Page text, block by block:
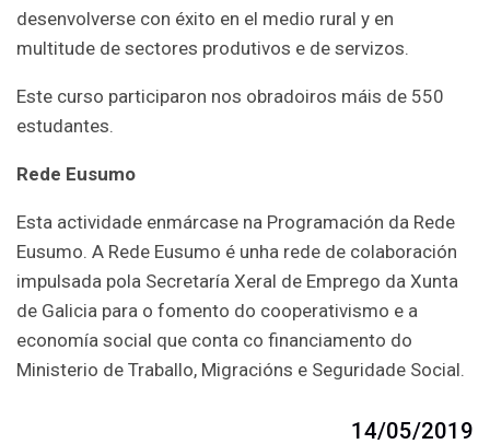
desenvolverse con éxito en el medio rural y en
multitude de sectores produtivos e de servizos.
Este curso participaron nos obradoiros máis de 550
estudantes.
Rede Eusumo
Esta actividade enmárcase na Programación da Rede
Eusumo. A Rede Eusumo é unha rede de colaboración
impulsada pola Secretaría Xeral de Emprego da Xunta
de Galicia para o fomento do cooperativismo e a
economía social que conta co financiamento do
Ministerio de Traballo, Migracións e Seguridade Social.
14/05/2019